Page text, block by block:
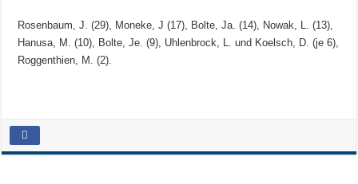
Rosenbaum, J. (29), Moneke, J (17), Bolte, Ja. (14), Nowak, L. (13),
Hanusa, M. (10), Bolte, Je. (9), Uhlenbrock, L. und Koelsch, D. (je 6),
Roggenthien, M. (2).